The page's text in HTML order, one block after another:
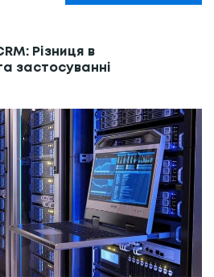
Різниця в
застосуванні